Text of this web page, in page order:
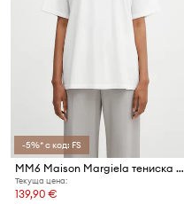
-5%* с код: FS
MM6 Maison Margiela тениска мъжка от памук
Текуща цена:
139,90 €